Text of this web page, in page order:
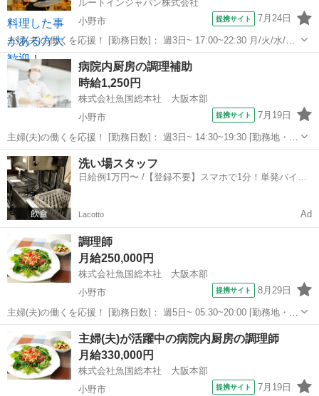
ルートインジャパン株式会社
小野市
提携サイト 7月24日
主婦(夫)の働くを応援！ [勤務日数]： 週3日~ 17:00~22:30 月/火/水/木/
金/土/日 などから選べます [勤務地・最寄駅]： 兵庫県小野市敷地町
1503-1 ホテルルートイン小野 [職種名]：夕食ホ...
兵庫 小野市 キッチン
病院内厨房の調理補助
時給1,250円
株式会社魚国総本社 大阪本部
小野市
提携サイト 7月19日
主婦(夫)の働くを応援！ [勤務日数]： 週3日~ 14:30~19:30 [勤務地・最
寄駅]： 兵庫県小野市匠台72-1 株式会社魚国総本社 大阪本部 大村(兵
庫県)駅自動車5分 [職種名]：病院内厨房の調理補助 ...
兵庫 小野市 キッチン
洗い場スタッフ
日給例1万円〜 /【登録不要】スマホで1分！単発バイト
Lacotto Ad
調理師
月給250,000円
株式会社魚国総本社 大阪本部
小野市
提携サイト 8月29日
主婦(夫)の働くを応援！ [勤務日数]： 週5日~ 05:30~20:00 [勤務地・最
寄駅]： 兵庫県小野市復井１７４１ 株式会社魚国総本社 大阪本部 [職
種名]：調理師 [求人概要]： ［小野市］調理師★週5...
小野市 キッチン
主婦(夫)が活躍中の病院内厨房の調理師
月給330,000円
株式会社魚国総本社 大阪本部
小野市
提携サイト 7月19日